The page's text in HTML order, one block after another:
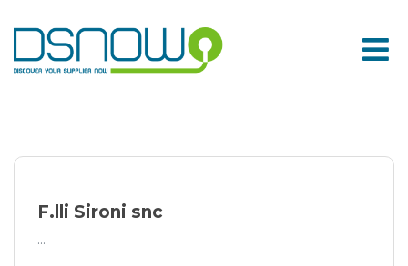
to
content
F.lli Sironi snc
...